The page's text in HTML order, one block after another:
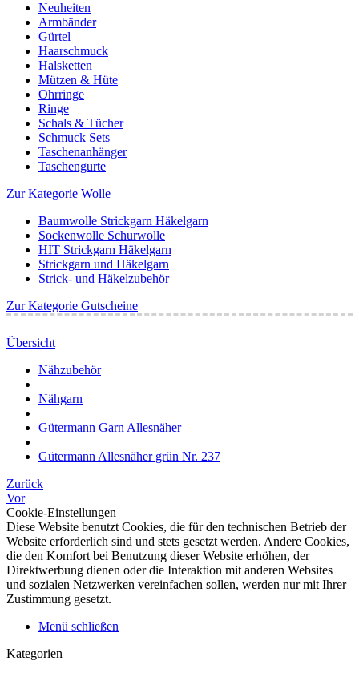
Neuheiten
Armbänder
Gürtel
Haarschmuck
Halsketten
Mützen & Hüte
Ohrringe
Ringe
Schals & Tücher
Schmuck Sets
Taschenanhänger
Taschengurte
Zur Kategorie Wolle
Baumwolle Strickgarn Häkelgarn
Sockenwolle Schurwolle
HIT Strickgarn Häkelgarn
Strickgarn und Häkelgarn
Strick- und Häkelzubehör
Zur Kategorie Gutscheine
Übersicht
Nähzubehör
Nähgarn
Gütermann Garn Allesnäher
Gütermann Allesnäher grün Nr. 237
Zurück
Vor
Cookie-Einstellungen
Diese Website benutzt Cookies, die für den technischen Betrieb der
Website erforderlich sind und stets gesetzt werden. Andere Cookies,
die den Komfort bei Benutzung dieser Website erhöhen, der
Direktwerbung dienen oder die Interaktion mit anderen Websites
und sozialen Netzwerken vereinfachen sollen, werden nur mit Ihrer
Zustimmung gesetzt.
Menü schließen
Kategorien